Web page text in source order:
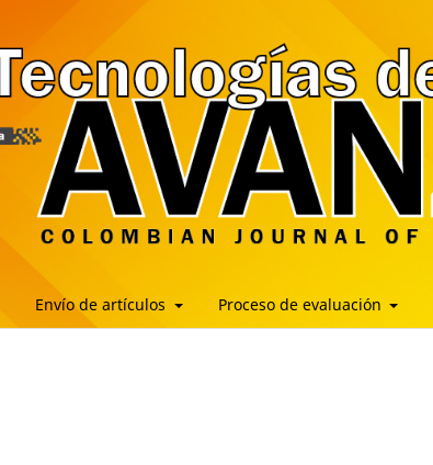
Envío de artículos Proceso de evaluación